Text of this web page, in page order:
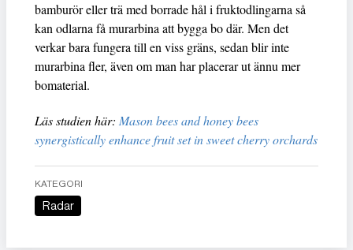
bamburör eller trä med borrade hål i fruktodlingarna så
kan odlarna få murarbina att bygga bo där. Men det
verkar bara fungera till en viss gräns, sedan blir inte
murarbina fler, även om man har placerar ut ännu mer
bomaterial.
Läs studien här: Mason bees and honey bees
synergistically enhance fruit set in sweet cherry orchards
KATEGORI
Radar